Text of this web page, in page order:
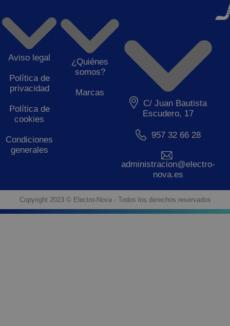
Aviso legal
Política de
privacidad
Política de
cookies
Condiciones
generales
¿Quiénes
somos?
Marcas
C/ Juan Bautista
Escudero, 17
957 32 66 28
administracion@electro-
nova.es
Copyright 2023 © Electro-Nova - Todos los derechos reservados